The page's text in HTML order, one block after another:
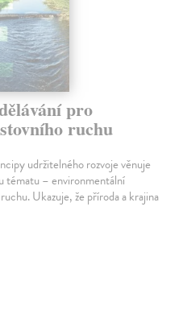
pro
ruchu
udržitelného rozvoje věnuje
tématu – environmentální
Ukazuje, že příroda a krajina